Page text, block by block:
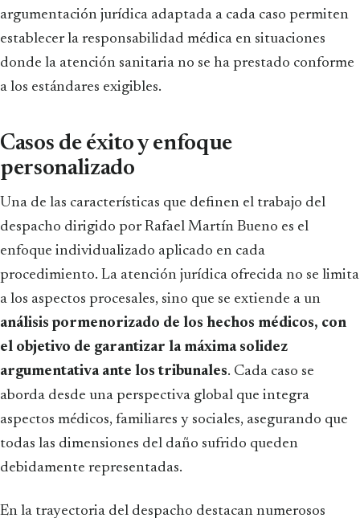
argumentación jurídica adaptada a cada caso permiten
establecer la responsabilidad médica en situaciones
donde la atención sanitaria no se ha prestado conforme
a los estándares exigibles.
Casos de éxito y enfoque
personalizado
Una de las características que definen el trabajo del
despacho dirigido por Rafael Martín Bueno es el
enfoque individualizado aplicado en cada
procedimiento. La atención jurídica ofrecida no se limita
a los aspectos procesales, sino que se extiende a un
análisis pormenorizado de los hechos médicos, con
el objetivo de garantizar la máxima solidez
argumentativa ante los tribunales. Cada caso se
aborda desde una perspectiva global que integra
aspectos médicos, familiares y sociales, asegurando que
todas las dimensiones del daño sufrido queden
debidamente representadas.
En la trayectoria del despacho destacan numerosos